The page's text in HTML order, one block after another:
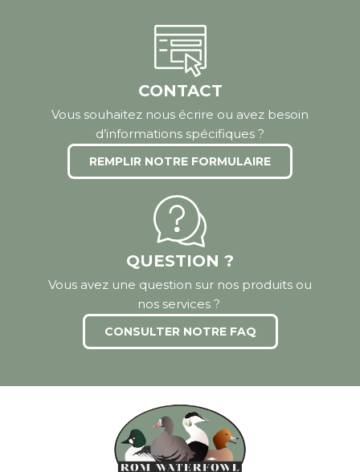
CONTACT
Vous souhaitez nous écrire ou avez besoin
d’informations spécifiques ?
REMPLIR NOTRE FORMULAIRE
QUESTION ?
Vous avez une question sur nos produits ou
nos services ?
CONSULTER NOTRE FAQ